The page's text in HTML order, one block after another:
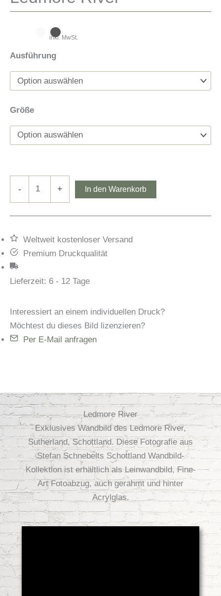
inkl. MwSt.
Ausführung
Größe
- + In den Warenkorb
Weltweit kostenloser Versand
Premium Druckqualität
Lieferzeit: 6 - 12 Tage
Interessiert an einem individuellen Druck?
Möchtest du dieses Bild lizenzieren?
Per E-Mail anfragen
Ledmore River
Exklusives Wandbild des Ledmore River,
Sutherland, Schottland. Diese Fotografie aus
Stefan Schnebelts Schottland Wandbild-
Kollektion ist erhältlich als Leinwandbild, Fine-
Art Fotoabzug, auch gerahmt und hinter
Acrylglas.